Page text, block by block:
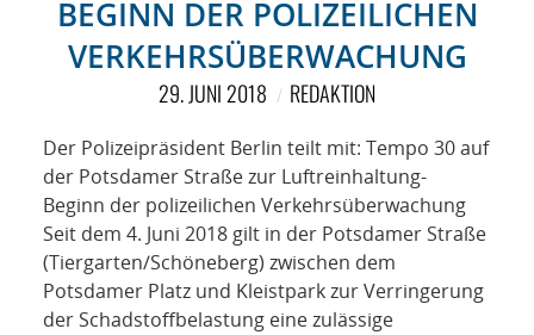
RUBRIKEN
SPONSORING
KONTAKT
BEGINN DER POLIZEILICHEN
VERKEHRSÜBERWACHUNG
29. JUNI 2018 REDAKTION
Der Polizeipräsident Berlin teilt mit: Tempo 30 auf
der Potsdamer Straße zur Luftreinhaltung-
Beginn der polizeilichen Verkehrsüberwachung
Seit dem 4. Juni 2018 gilt in der Potsdamer Straße
(Tiergarten/Schöneberg) zwischen dem
Potsdamer Platz und Kleistpark zur Verringerung
der Schadstoffbelastung eine zulässige